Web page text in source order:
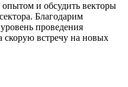
и обсудить векторы
Благодарим
проведения
скорую встречу на новых